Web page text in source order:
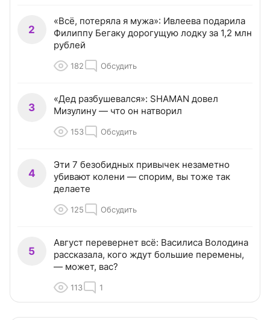
2
«Всё, потеряла я мужа»: Ивлеева подарила
Филиппу Бегаку дорогущую лодку за 1,2 млн
рублей
182 Обсудить
3
«Дед разбушевался»: SHAMAN довел
Мизулину — что он натворил
153 Обсудить
4
Эти 7 безобидных привычек незаметно
убивают колени — спорим, вы тоже так
делаете
125 Обсудить
5
Август перевернет всё: Василиса Володина
рассказала, кого ждут большие перемены,
— может, вас?
113 1